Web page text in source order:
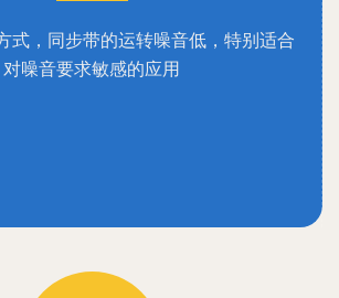
式，同步带的运转噪音低，特别适合
对噪音要求敏感的应用